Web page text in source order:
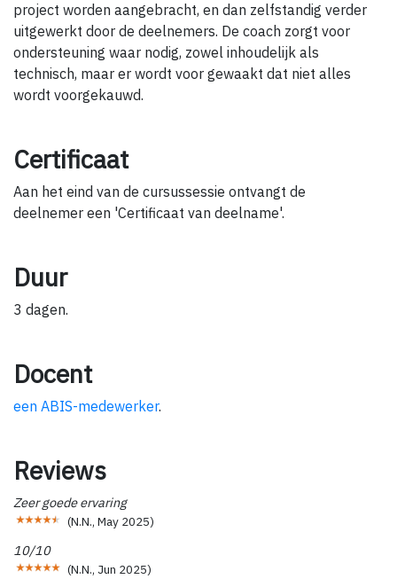
project worden aangebracht, en dan zelfstandig verder
uitgewerkt door de deelnemers. De coach zorgt voor
ondersteuning waar nodig, zowel inhoudelijk als
technisch, maar er wordt voor gewaakt dat niet alles
wordt voorgekauwd.
Certificaat
Aan het eind van de cursussessie ontvangt de
deelnemer een 'Certificaat van deelname'.
Duur
3 dagen.
Docent
een ABIS-medewerker.
Reviews
Zeer goede ervaring
(N.N., May 2025)
10/10
(N.N., Jun 2025)